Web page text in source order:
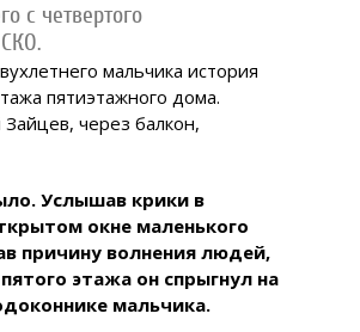
с четвертого
мальчика история
пятиэтажного дома.
через балкон,
Услышав крики в
окне маленького
причину волнения людей,
этажа он спрыгнул на
мальчика.